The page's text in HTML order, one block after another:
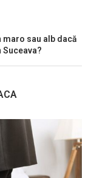
sau alb dacă